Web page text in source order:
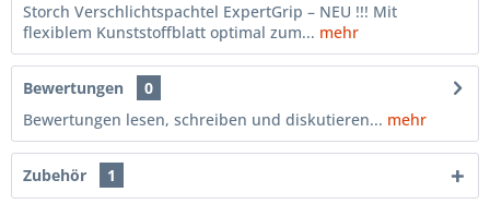
Storch Verschlichtspachtel ExpertGrip – NEU !!! Mit
flexiblem Kunststoffblatt optimal zum... mehr
Bewertungen
0
Bewertungen lesen, schreiben und diskutieren... mehr
Zubehör 1